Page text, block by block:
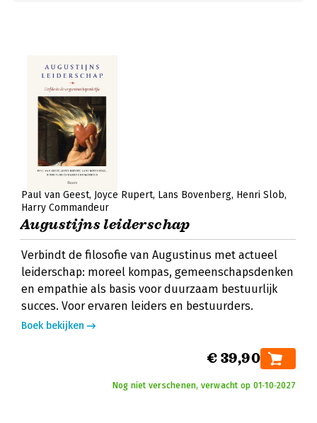
Paul van Geest Joyce Rupert Lans Bovenberg Henri Slob
Harry Commandeur
Augustijns leiderschap
Verbindt de filosofie van Augustinus met actueel
leiderschap: moreel kompas, gemeenschapsdenken
en empathie als basis voor duurzaam bestuurlijk
succes. Voor ervaren leiders en bestuurders.
Boek bekijken
€ 39,90
Nog niet verschenen, verwacht op 01‑10‑2027